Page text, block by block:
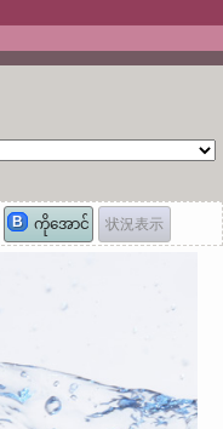
状況表示
B ကိုအောင်